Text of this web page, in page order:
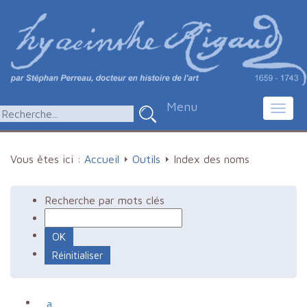
Menu
Vous êtes ici : Accueil Outils Index des noms
Recherche par mots clés
a